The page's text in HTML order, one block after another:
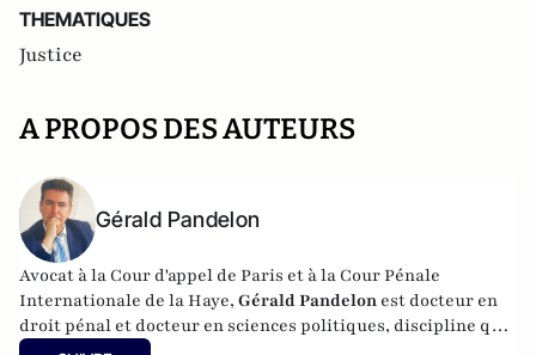
THEMATIQUES
Justice
A PROPOS DES AUTEURS
Gérald Pandelon
Avocat à la Cour d'appel de Paris et à la Cour Pénale
Internationale de la Haye, Gérald Pandelon est docteur en
droit pénal et docteur en sciences politiques, discipline qu'il